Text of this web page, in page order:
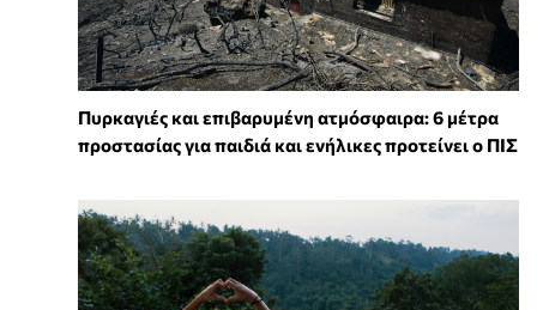
Πυρκαγιές και επιβαρυμένη ατμόσφαιρα: 6 μέτρα
προστασίας για παιδιά και ενήλικες προτείνει ο ΠΙΣ